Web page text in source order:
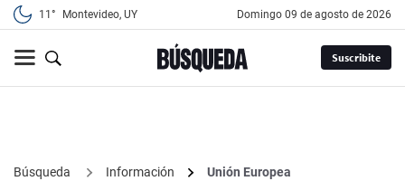
11° Montevideo, UY domingo 09 de agosto de 2026
Suscribite
Búsqueda Información
Unión Europea